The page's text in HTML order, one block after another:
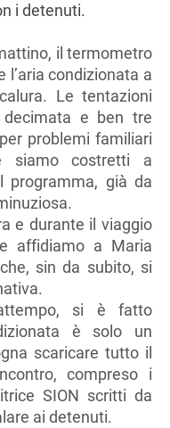
i detenuti.
il termometro
l’aria condizionata a
Le tentazioni
decimata e ben tre
problemi familiari
siamo costretti a
programma, già da
e durante il viaggio
affidiamo a Maria
sin da subito, si
si è fatto
è solo un
scaricare tutto il
compreso i
SION scritti da
ai detenuti.